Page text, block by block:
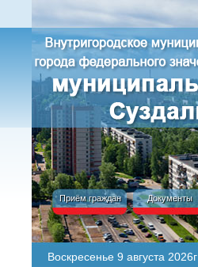
Приём граждан Документы
Воскресенье 9 августа 2026г